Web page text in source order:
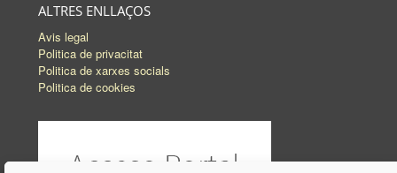
ALTRES ENLLAÇOS
Avis legal
Politica de privacitat
Politica de xarxes socials
Politica de cookies